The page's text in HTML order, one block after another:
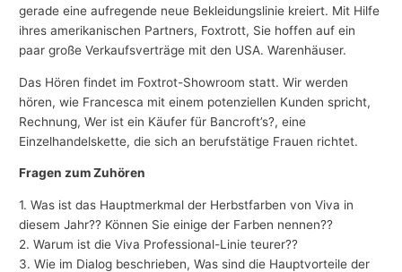
gerade eine aufregende neue Bekleidungslinie kreiert. Mit Hilfe
ihres amerikanischen Partners, Foxtrott, Sie hoffen auf ein
paar große Verkaufsverträge mit den USA. Warenhäuser.
Das Hören findet im Foxtrot-Showroom statt. Wir werden
hören, wie Francesca mit einem potenziellen Kunden spricht,
Rechnung, Wer ist ein Käufer für Bancroft’s?, eine
Einzelhandelskette, die sich an berufstätige Frauen richtet.
Fragen zum Zuhören
1. Was ist das Hauptmerkmal der Herbstfarben von Viva in
diesem Jahr?? Können Sie einige der Farben nennen??
2. Warum ist die Viva Professional-Linie teurer??
3. Wie im Dialog beschrieben, Was sind die Hauptvorteile der